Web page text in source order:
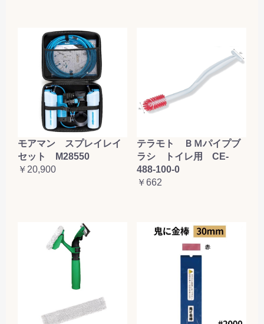
モアマン スプレイレイ
セット M28550
￥20,900
テラモト ＢＭパイプブ
ラシ トイレ用 CE-
488-100-0
￥662